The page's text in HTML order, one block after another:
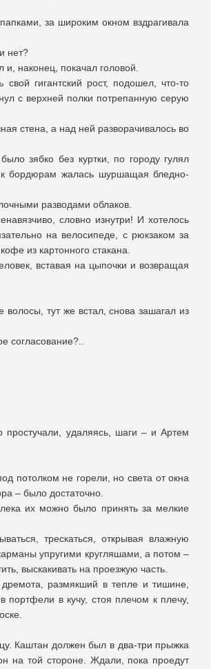
за широким окном вздрагивала
нет?
наконец, покачал головой.
гигантский рост, подошел, что-то
с верхней полки потрепанную серую
стена, а над ней разворачивалось во
зябко без куртки, по городу гулял
к бордюрам жалась шуршащая бледно-
разводами облаков.
словно изнутри! И хотелось
на велосипеде, с рюкзаком за
из картонного стакана.
вставая на цыпочки и возвращая
тут же встал, снова зашагал из
согласование?..
простучали, удаляясь, шаги – и Артем
потолком не горели, но света от окна
– было достаточно.
их можно было принять за мелкие
трескаться, открывая влажную
упругими кругляшами, а потом –
выскакивать на проезжую часть.
дремота, размякший в тепле и тишине,
в кучу, стоя плечом к плечу,
Каштан должен был в два-три прыжка
на той стороне. Ждали, пока проедут